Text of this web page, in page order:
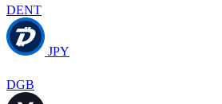
DENT
JPY
DGB